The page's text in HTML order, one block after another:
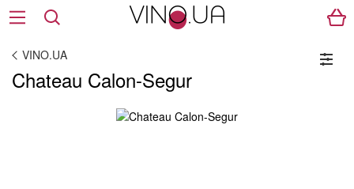
VINO.UA
Chateau Calon-Segur